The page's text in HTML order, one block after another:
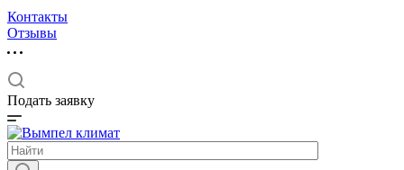
Контакты
Отзывы
Подать заявку